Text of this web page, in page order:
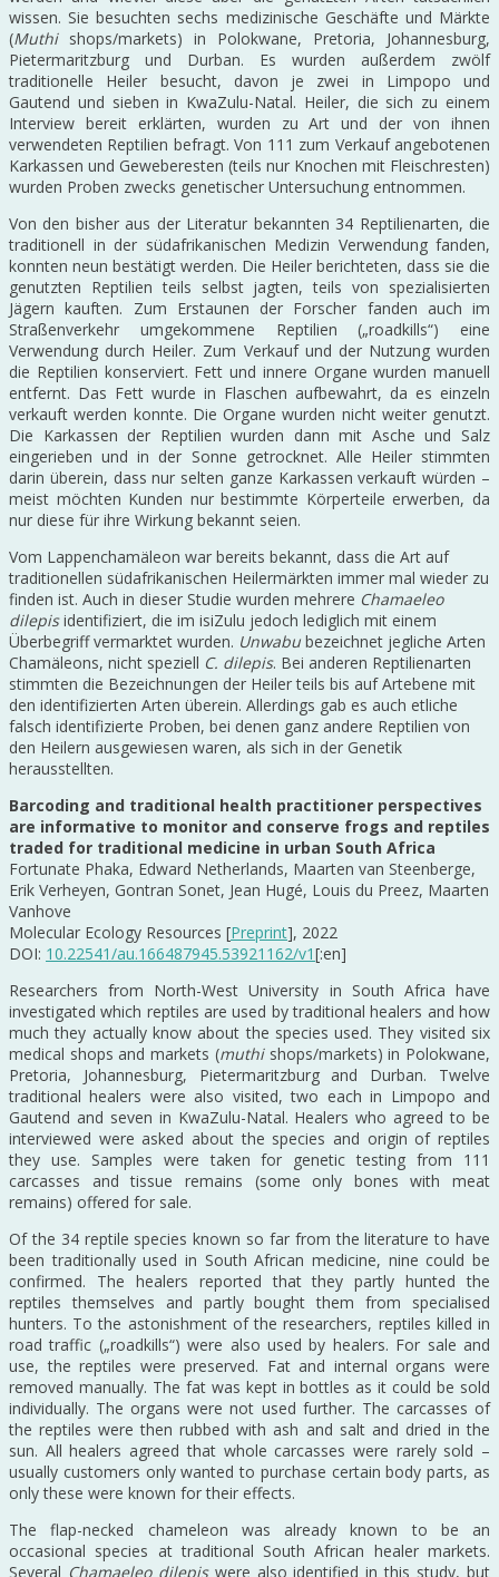
wissen. Sie besuchten sechs medizinische Geschäfte und Märkte
(Muthi shops/markets) in Polokwane, Pretoria, Johannesburg,
Pietermaritzburg und Durban. Es wurden außerdem zwölf
traditionelle Heiler besucht, davon je zwei in Limpopo und
Gautend und sieben in KwaZulu-Natal. Heiler, die sich zu einem
Interview bereit erklärten, wurden zu Art und der von ihnen
verwendeten Reptilien befragt. Von 111 zum Verkauf angebotenen
Karkassen und Geweberesten (teils nur Knochen mit Fleischresten)
wurden Proben zwecks genetischer Untersuchung entnommen.
Von den bisher aus der Literatur bekannten 34 Reptilienarten, die
traditionell in der südafrikanischen Medizin Verwendung fanden,
konnten neun bestätigt werden. Die Heiler berichteten, dass sie die
genutzten Reptilien teils selbst jagten, teils von spezialisierten
Jägern kauften. Zum Erstaunen der Forscher fanden auch im
Straßenverkehr umgekommene Reptilien („roadkills“) eine
Verwendung durch Heiler. Zum Verkauf und der Nutzung wurden
die Reptilien konserviert. Fett und innere Organe wurden manuell
entfernt. Das Fett wurde in Flaschen aufbewahrt, da es einzeln
verkauft werden konnte. Die Organe wurden nicht weiter genutzt.
Die Karkassen der Reptilien wurden dann mit Asche und Salz
eingerieben und in der Sonne getrocknet. Alle Heiler stimmten
darin überein, dass nur selten ganze Karkassen verkauft würden –
meist möchten Kunden nur bestimmte Körperteile erwerben, da
nur diese für ihre Wirkung bekannt seien.
Vom Lappenchamäleon war bereits bekannt, dass die Art auf
traditionellen südafrikanischen Heilermärkten immer mal wieder zu
finden ist. Auch in dieser Studie wurden mehrere Chamaeleo
dilepisidentifiziert, die im isiZulu jedoch lediglich mit einem
Überbegriff vermarktet wurden. Unwabu bezeichnet jegliche Arten
Chamäleons, nicht speziell C. dilepis. Bei anderen Reptilienarten
stimmten die Bezeichnungen der Heiler teils bis auf Artebene mit
den identifizierten Arten überein. Allerdings gab es auch etliche
falsch identifizierte Proben, bei denen ganz andere Reptilien von
den Heilern ausgewiesen waren, als sich in der Genetik
herausstellten.
Barcoding and traditional health practitioner perspectives
are informative to monitor and conserve frogs and reptiles
traded for traditional medicine in urban South Africa
Fortunate Phaka, Edward Netherlands, Maarten van Steenberge,
Erik Verheyen, Gontran Sonet, Jean Hugé, Louis du Preez, Maarten
Vanhove
Molecular Ecology Resources [Preprint], 2022
DOI: 10.22541/au.166487945.53921162/v1[:en]
Researchers from North-West University in South Africa have
investigated which reptiles are used by traditional healers and how
much they actually know about the species used. They visited six
medical shops and markets (muthishops/markets) in Polokwane,
Pretoria, Johannesburg, Pietermaritzburg and Durban. Twelve
traditional healers were also visited, two each in Limpopo and
Gautend and seven in KwaZulu-Natal. Healers who agreed to be
interviewed were asked about the species and origin of reptiles
they use. Samples were taken for genetic testing from 111
carcasses and tissue remains (some only bones with meat
remains) offered for sale.
Of the 34 reptile species known so far from the literature to have
been traditionally used in South African medicine, nine could be
confirmed. The healers reported that they partly hunted the
reptiles themselves and partly bought them from specialised
hunters. To the astonishment of the researchers, reptiles killed in
road traffic („roadkills“) were also used by healers. For sale and
use, the reptiles were preserved. Fat and internal organs were
removed manually. The fat was kept in bottles as it could be sold
individually. The organs were not used further. The carcasses of
the reptiles were then rubbed with ash and salt and dried in the
sun. All healers agreed that whole carcasses were rarely sold –
usually customers only wanted to purchase certain body parts, as
only these were known for their effects.
The flap-necked chameleon was already known to be an
occasional species at traditional South African healer markets.
Several Chamaeleo dilepiswere also identified in this study, but